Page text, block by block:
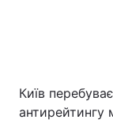
Київ
антирейтингу